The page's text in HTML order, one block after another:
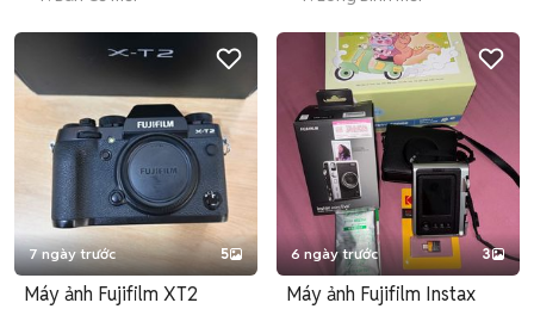
7 ngày trước 5
Máy ảnh Fujifilm XT2
6 ngày trước 3
Máy ảnh Fujifilm Instax